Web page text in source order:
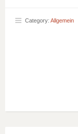
Category: Allgemein